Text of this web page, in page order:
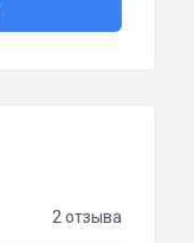
2 отзыва